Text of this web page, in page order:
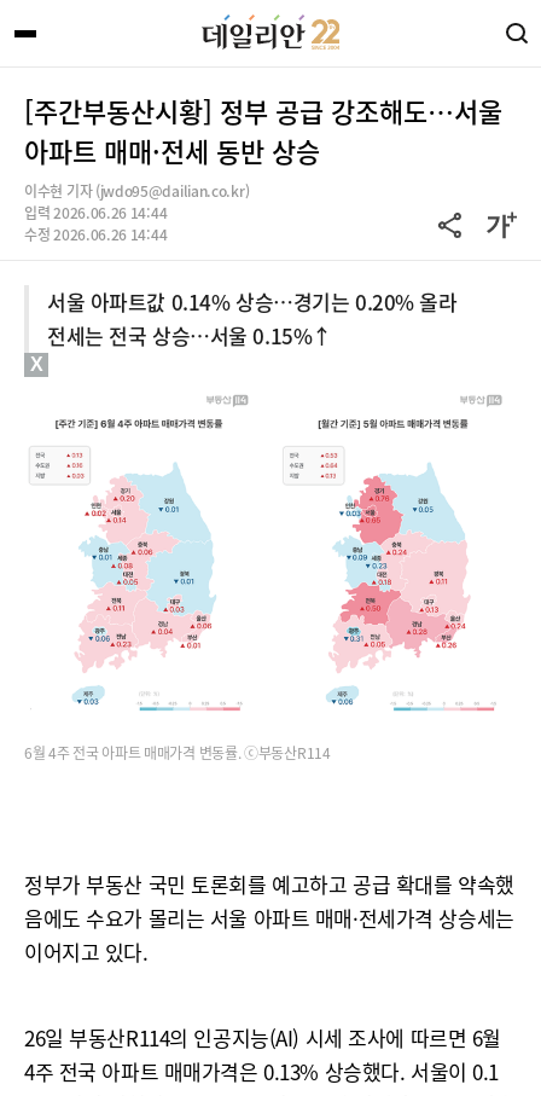
[주간부동산시황] 정부 공급 강조해도…서울
아파트 매매·전세 동반 상승
이수현 기자 (jwdo95@dailian.co.kr)
입력 2026.06.26 14:44
수정 2026.06.26 14:44
서울 아파트값 0.14% 상승…경기는 0.20% 올라
전세는 전국 상승…서울 0.15%↑
6월 4주 전국 아파트 매매가격 변동률. ⓒ부동산R114
정부가 부동산 국민 토론회를 예고하고 공급 확대를 약속했
음에도 수요가 몰리는 서울 아파트 매매·전세가격 상승세는
이어지고 있다.
26일 부동산R114의 인공지능(AI) 시세 조사에 따르면 6월
4주 전국 아파트 매매가격은 0.13% 상승했다. 서울이 0.1
X